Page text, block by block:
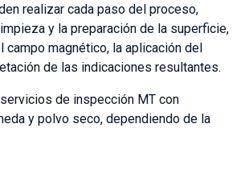
realizar cada paso del proceso,
y la preparación de la superficie,
campo magnético, la aplicación del
de las indicaciones resultantes.
de inspección MT con
y polvo seco, dependiendo de la